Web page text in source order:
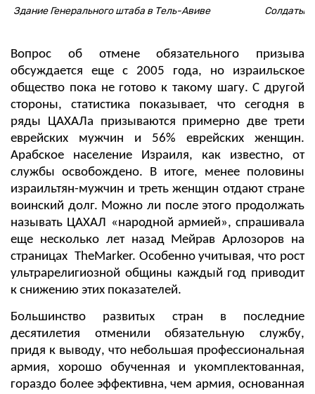
Здание Генерального штаба в Тель-Авиве Солдаты
Вопрос об отмене обязательного призыва
обсуждается еще с 2005 года, но израильское
общество пока не готово к такому шагу. С другой
стороны, статистика показывает, что сегодня в
ряды ЦАХАЛа призываются примерно две трети
еврейских мужчин и 56% еврейских женщин.
Арабское население Израиля, как известно, от
службы освобождено. В итоге, менее половины
израильтян-мужчин и треть женщин отдают стране
воинский долг. Можно ли после этого продолжать
называть ЦАХАЛ «народной армией», спрашивала
еще несколько лет назад Мейрав Арлозоров на
страницах TheMarker. Особенно учитывая, что рост
ультрарелигиозной общины каждый год приводит
к снижению этих показателей.
Большинство развитых стран в последние
десятилетия отменили обязательную службу,
придя к выводу, что небольшая профессиональная
армия, хорошо обученная и укомплектованная,
гораздо более эффективна, чем армия, основанная